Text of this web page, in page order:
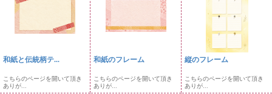
和紙と伝統柄テ...
こちらのページを開いて頂き
ありが...
和紙のフレーム
こちらのページを開いて頂き
ありが...
縦のフレーム
こちらのページを開いて頂き
ありが...